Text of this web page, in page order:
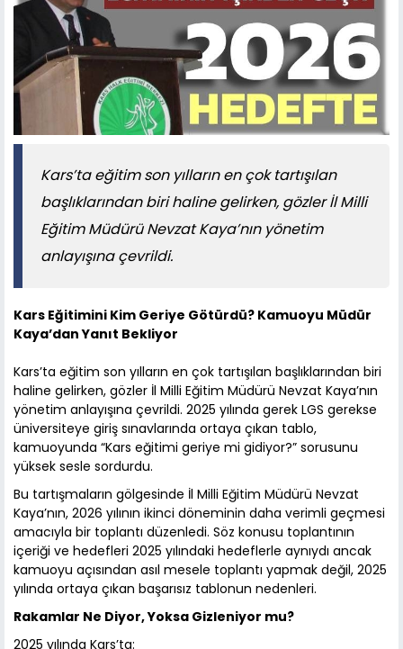
Kars’ta eğitim son yılların en çok tartışılan
başlıklarından biri haline gelirken, gözler İl Milli
Eğitim Müdürü Nevzat Kaya’nın yönetim
anlayışına çevrildi.
Kars Eğitimini Kim Geriye Götürdü? Kamuoyu Müdür
Kaya’dan Yanıt Bekliyor
Kars’ta eğitim son yılların en çok tartışılan başlıklarından biri
haline gelirken, gözler İl Milli Eğitim Müdürü Nevzat Kaya’nın
yönetim anlayışına çevrildi. 2025 yılında gerek LGS gerekse
üniversiteye giriş sınavlarında ortaya çıkan tablo,
kamuoyunda “Kars eğitimi geriye mi gidiyor?” sorusunu
yüksek sesle sordurdu.
Bu tartışmaların gölgesinde İl Milli Eğitim Müdürü Nevzat
Kaya’nın, 2026 yılının ikinci döneminin daha verimli geçmesi
amacıyla bir toplantı düzenledi. Söz konusu toplantının
içeriği ve hedefleri 2025 yılındaki hedeflerle aynıydı ancak
kamuoyu açısından asıl mesele toplantı yapmak değil, 2025
yılında ortaya çıkan başarısız tablonun nedenleri.
Rakamlar Ne Diyor, Yoksa Gizleniyor mu?
2025 yılında Kars’ta: